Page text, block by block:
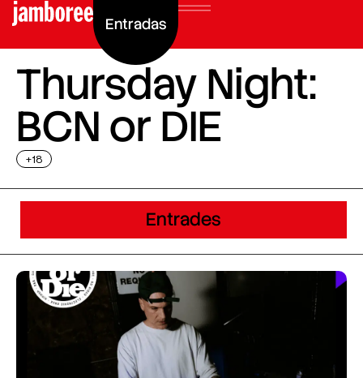
Entradas
Thursday Night:
BCN or DIE
+18
Entrades